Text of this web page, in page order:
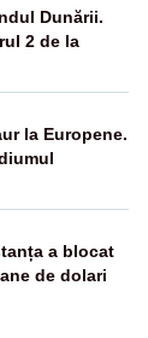
Dunării.
2 de la
la Europene.
a blocat
de dolari